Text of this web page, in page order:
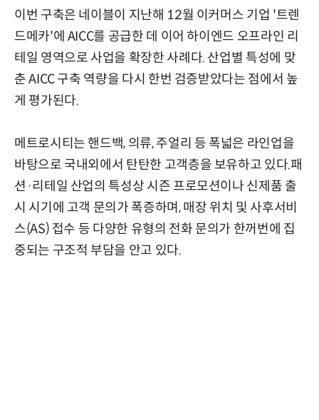
이번 구축은 네이블이 지난해 12월 이커머스 기업 '트렌
드메카'에 AICC를 공급한 데 이어 하이엔드 오프라인 리
테일 영역으로 사업을 확장한 사례다. 산업별 특성에 맞
춘 AICC 구축 역량을 다시 한번 검증받았다는 점에서 높
게 평가된다.
메트로시티는 핸드백, 의류, 주얼리 등 폭넓은 라인업을
바탕으로 국내외에서 탄탄한 고객층을 보유하고 있다.패
션·리테일 산업의 특성상 시즌 프로모션이나 신제품 출
시 시기에 고객 문의가 폭증하며, 매장 위치 및 사후서비
스(AS) 접수 등 다양한 유형의 전화 문의가 한꺼번에 집
중되는 구조적 부담을 안고 있다.